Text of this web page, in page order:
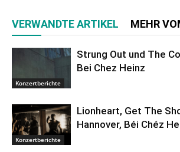
VERWANDTE ARTIKEL MEHR
Konzertberichte
Strung Out und The
Bei Chez Heinz
Konzertberichte
Lionheart, Get The
Hannover, Béi Chéz